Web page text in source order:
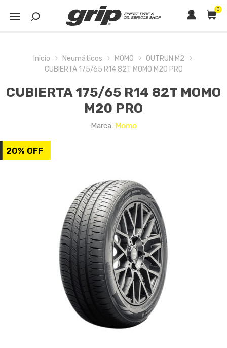
0
Inicio Neumáticos MOMO
OUTRUN M2
CUBIERTA 175/65 R14 82T MOMO M20 PRO
CUBIERTA 175/65 R14 82T MOMO
M20 PRO
Marca: Momo
20% OFF